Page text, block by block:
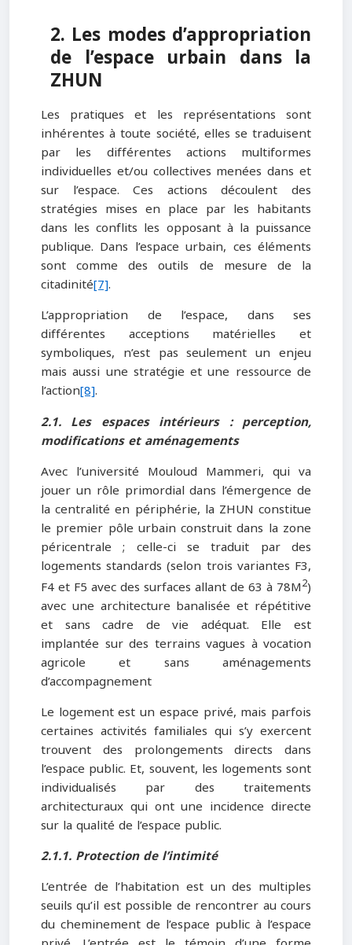
2. Les modes d’appropriation
de l’espace urbain dans la
ZHUN
Les pratiques et les représentations sont
inhérentes à toute société, elles se traduisent
par les différentes actions multiformes
individuelles et/ou collectives menées dans et
sur l’espace. Ces actions découlent des
stratégies mises en place par les habitants
dans les conflits les opposant à la puissance
publique. Dans l’espace urbain, ces éléments
sont comme des outils de mesure de la
citadinité[7].
L’appropriation de l’espace, dans ses
différentes acceptions matérielles et
symboliques, n’est pas seulement un enjeu
mais aussi une stratégie et une ressource de
l’action[8].
2.1. Les espaces intérieurs : perception,
modifications et aménagements
Avec l’université Mouloud Mammeri, qui va
jouer un rôle primordial dans l’émergence de
la centralité en périphérie, la ZHUN constitue
le premier pôle urbain construit dans la zone
péricentrale ; celle-ci se traduit par des
logements standards (selon trois variantes F3,
F4 et F5 avec des surfaces allant de 63 à 78M2)
avec une architecture banalisée et répétitive
et sans cadre de vie adéquat. Elle est
implantée sur des terrains vagues à vocation
agricole et sans aménagements
d’accompagnement
Le logement est un espace privé, mais parfois
certaines activités familiales qui s’y exercent
trouvent des prolongements directs dans
l’espace public. Et, souvent, les logements sont
individualisés par des traitements
architecturaux qui ont une incidence directe
sur la qualité de l’espace public.
2.1.1. Protection de l’intimité
L’entrée de l’habitation est un des multiples
seuils qu’il est possible de rencontrer au cours
du cheminement de l’espace public à l’espace